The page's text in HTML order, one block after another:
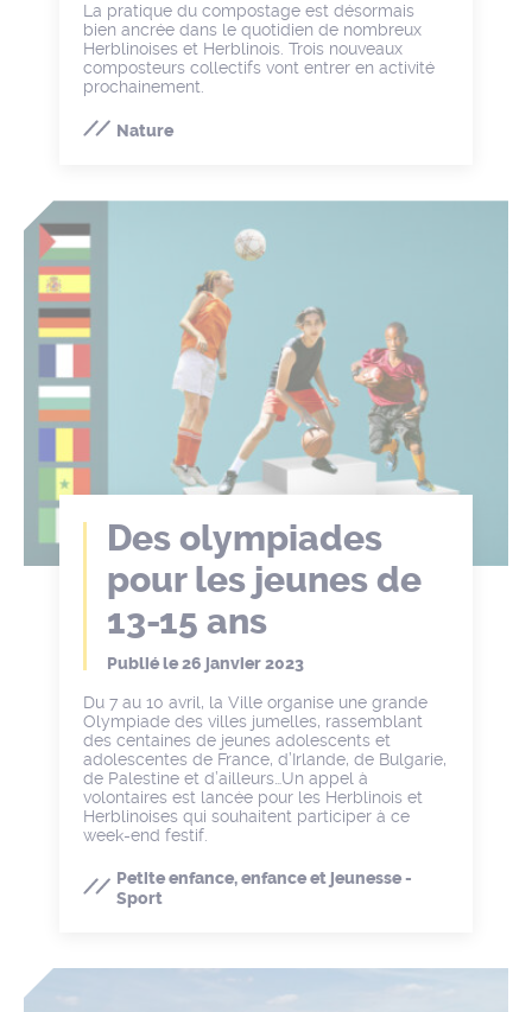
La pratique du compostage est désormais
bien ancrée dans le quotidien de nombreux
Herblinoises et Herblinois. Trois nouveaux
composteurs collectifs vont entrer en activité
prochainement.
Nature
Des olympiades
pour les jeunes de
13-15 ans
Publié le26 janvier 2023
Du 7 au 10 avril, la Ville organise une grande
Olympiade des villes jumelles, rassemblant
des centaines de jeunes adolescents et
adolescentes de France, d’Irlande, de Bulgarie,
de Palestine et d’ailleurs…Un appel à
volontaires est lancée pour les Herblinois et
Herblinoises qui souhaitent participer à ce
week-end festif.
Petite enfance, enfance et jeunesse -
Sport